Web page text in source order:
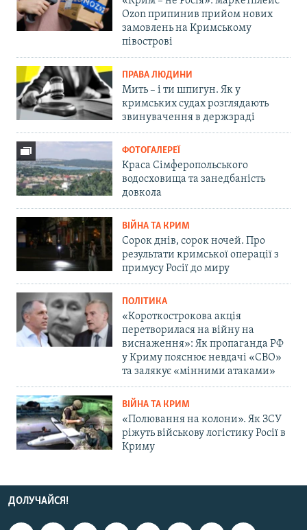
Ozon припинив прийом нових
замовлень на Кримському
півострові
ПРАВА ЛЮДИНИ
Мить – і ти шпигун. Як у
кримських судах розглядають
звинувачення в держзраді
ФОТОГАЛЕРЕЇ
Краса Сімферопольського
водосховища та занедбаність
довкола
ВІЙНА ТА КРИМ
Сорок днів, сорок ночей. Про
результати кримської операції з
примусу Росії до миру
ПОЛІТИКА
«Короткострокова акція
перетворилася на війну на
виснаження»: Як пропаганда РФ
у Криму пояснює невдачі «СВО»
та залякує «мінними атаками»
ВІЙНА ТА КРИМ
«Полювання на колони». Як ЗСУ
ріжуть військову логістику Росії в
Криму
ДОЛУЧАЙСЯ!